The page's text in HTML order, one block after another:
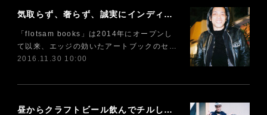
気取らず、奢らず、誠実にインディペンデントを貫くオンライン書店「flotsam books」
「flotsam books」は2014年にオープンし
て以来、エッジの効いたアートブックのセ…
2016.11.30 10:00
昼からクラフトビール飲んでチルしない? リビングみたいなバー「ØL」